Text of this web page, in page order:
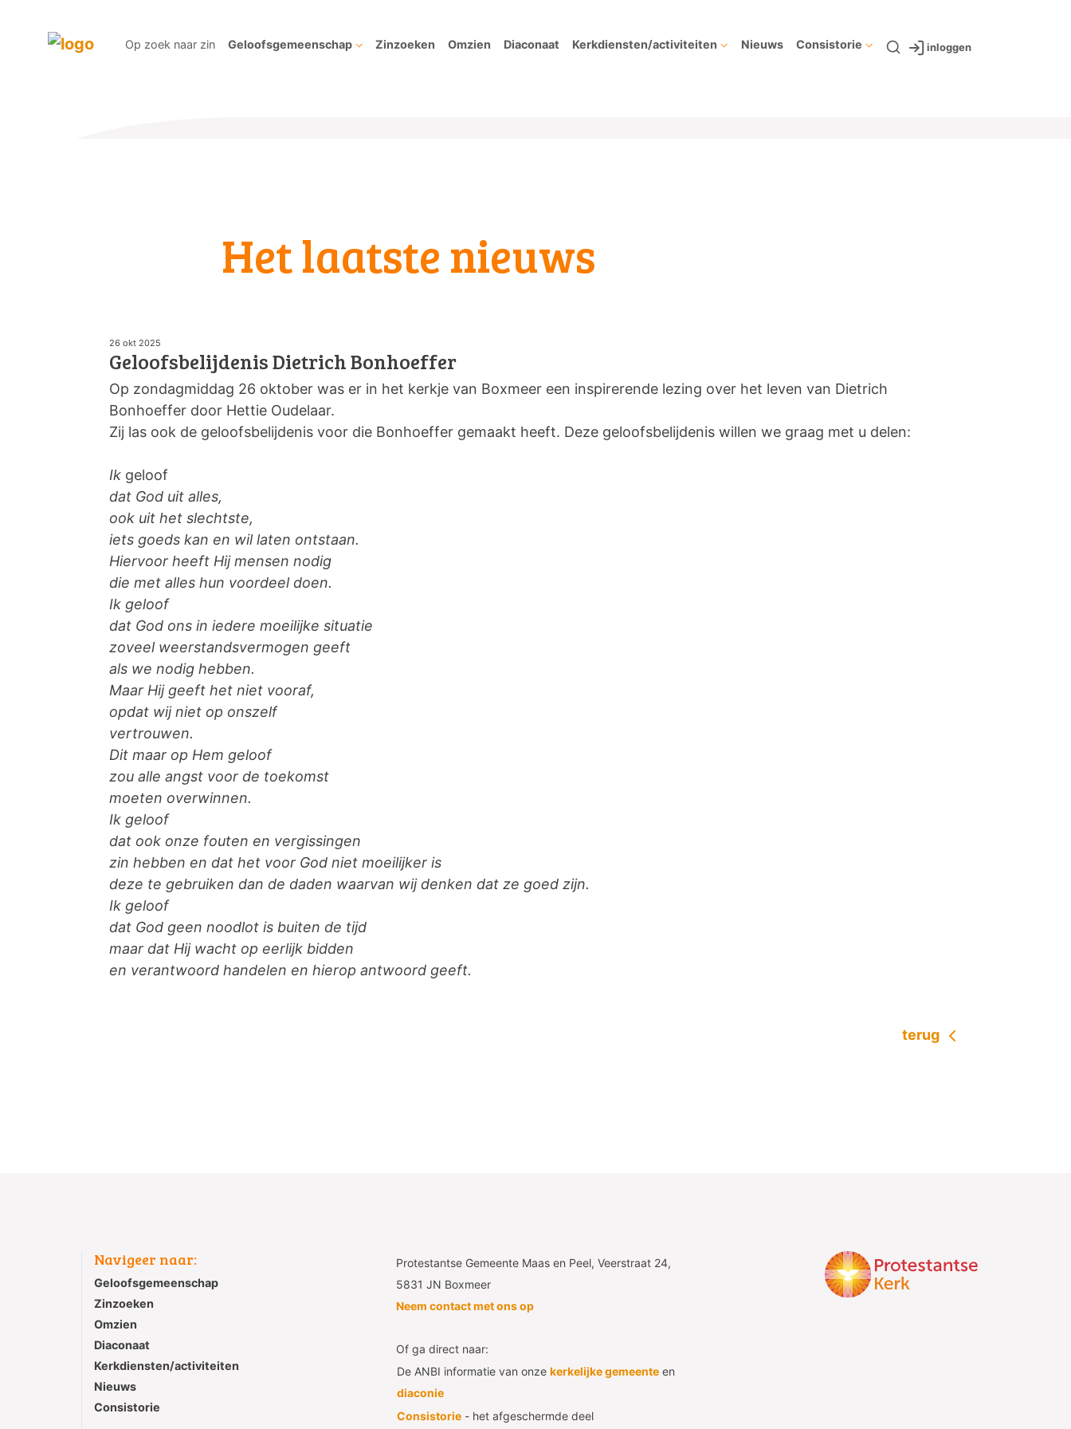
Op zoek naar zin Geloofsgemeenschap Zinzoeken Omzien Diaconaat Kerkdiensten/activiteiten Nieuws Consistorie inloggen
Het laatste nieuws
26 okt 2025
Geloofsbelijdenis Dietrich Bonhoeffer
Op zondagmiddag 26 oktober was er in het kerkje van Boxmeer een inspirerende lezing over het leven van Dietrich
Bonhoeffer door Hettie Oudelaar.
Zij las ook de geloofsbelijdenis voor die Bonhoeffer gemaakt heeft. Deze geloofsbelijdenis willen we graag met u delen:
Ik geloof
dat God uit alles,
ook uit het slechtste,
iets goeds kan en wil laten ontstaan.
Hiervoor heeft Hij mensen nodig
die met alles hun voordeel doen.
Ik geloof
dat God ons in iedere moeilijke situatie
zoveel weerstandsvermogen geeft
als we nodig hebben.
Maar Hij geeft het niet vooraf,
opdat wij niet op onszelf
vertrouwen.
Dit maar op Hem geloof
zou alle angst voor de toekomst
moeten overwinnen.
Ik geloof
dat ook onze fouten en vergissingen
zin hebben en dat het voor God niet moeilijker is
deze te gebruiken dan de daden waarvan wij denken dat ze goed zijn.
Ik geloof
dat God geen noodlot is buiten de tijd
maar dat Hij wacht op eerlijk bidden
en verantwoord handelen en hierop antwoord geeft.
terug
Navigeer naar:
Geloofsgemeenschap
Zinzoeken
Omzien
Diaconaat
Kerkdiensten/activiteiten
Nieuws
Consistorie
Protestantse Gemeente Maas en Peel, Veerstraat 24,
5831 JN Boxmeer
Neem contact met ons op
Of ga direct naar:
De ANBI informatie van onze kerkelijke gemeenteen
diaconie
Consistorie- het afgeschermde deel